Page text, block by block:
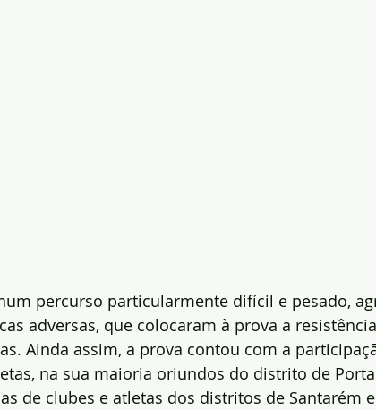
percurso particularmente difícil e pesado,
adversas, que colocaram à prova a
Ainda assim, a prova contou com a
na sua maioria oriundos do distrito de
de clubes e atletas dos distritos de Santarém